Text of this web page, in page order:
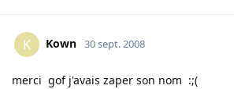
K Kown 30 sept. 2008
merci gof j'avais zaper son nom :;(